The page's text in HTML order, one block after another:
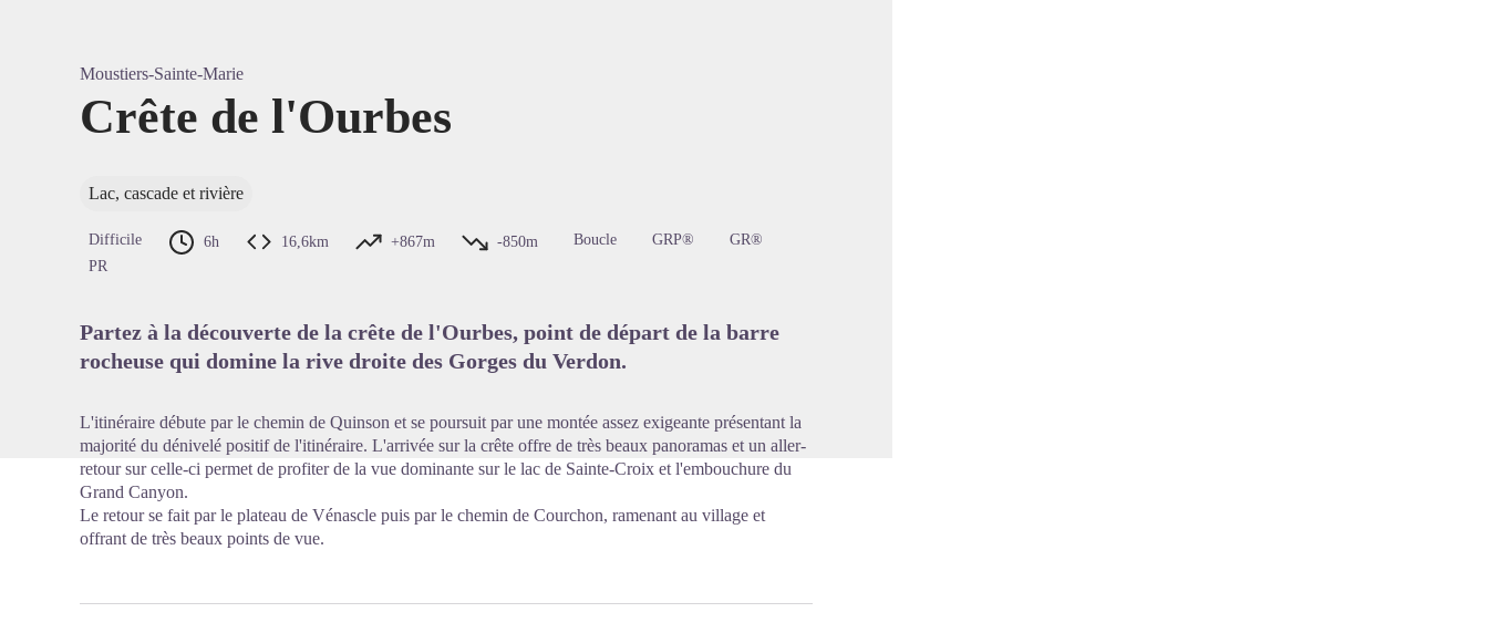
Moustiers-Sainte-Marie
Crête de l'Ourbes
Lac, cascade et rivière
Difficile 6h 16,6km +867m -850m Boucle GRP®
GR®
PR
Partez à la découverte de la crête de l'Ourbes, point de départ de la barre
rocheuse qui domine la rive droite des Gorges du Verdon.
L'itinéraire débute par le chemin de Quinson et se poursuit par une montée assez exigeante présentant la
majorité du dénivelé positif de l'itinéraire. L'arrivée sur la crête offre de très beaux panoramas et un aller-
retour sur celle-ci permet de profiter de la vue dominante sur le lac de Sainte-Croix et l'embouchure du
Grand Canyon.
Le retour se fait par le plateau de Vénascle puis par le chemin de Courchon, ramenant au village et
offrant de très beaux points de vue.